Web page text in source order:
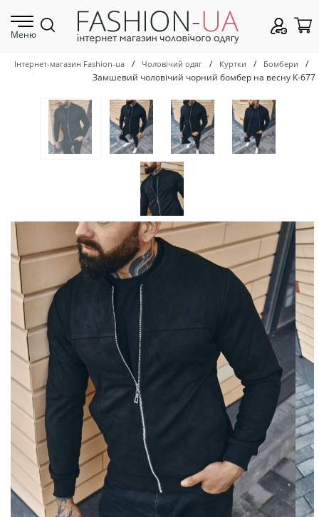
Меню
Інтернет-магазин Fashion-ua / Чоловічий одяг / Куртки / Бомбери
/
Замшевий чоловічий чорний бомбер на весну К-677